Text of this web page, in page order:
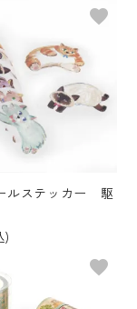
ルステッカー 駆
)
favorite
favorite